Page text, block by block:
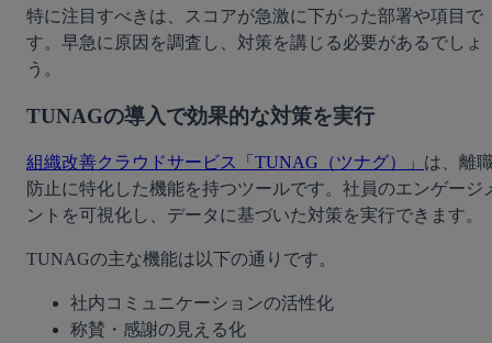
特に注目すべきは、スコアが急激に下がった部署や項目で
す。早急に原因を調査し、対策を講じる必要があるでしょ
う。
TUNAGの導入で効果的な対策を実行
組織改善クラウドサービス「TUNAG（ツナグ）」 は、離
防止に特化した機能を持つツールです。社員のエンゲージ
ントを可視化し、データに基づいた対策を実行できます。
TUNAGの主な機能は以下の通りです。
社内コミュニケーションの活性化
称賛・感謝の見える化